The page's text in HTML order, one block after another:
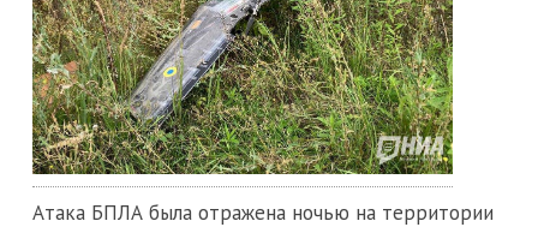
Атака БПЛА была отражена ночью на территории